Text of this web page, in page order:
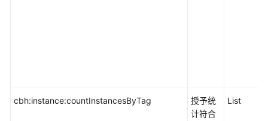
cbh:instance:countInstancesByTag
授予统
计符合
List